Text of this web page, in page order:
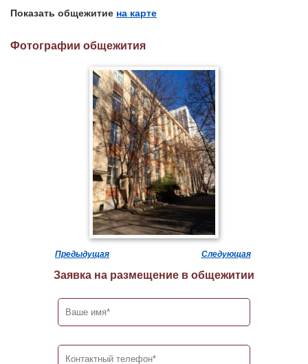
Показать общежитие на карте
Фотографии общежития
Предыдущая Следующая
Заявка на размещение в общежитии